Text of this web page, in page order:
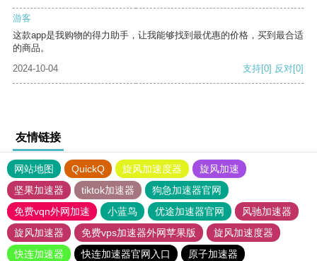
游客
这款app是我购物的得力助手，让我能够找到最优惠的价格，买到最合适
的商品。
2024-10-04
支持[0] 反对[0]
友情链接
网站地图 QuickQ 旋风加速度器
旋风加速
坚果加速器
tiktok加速器
狗急加速器官网
免费vqn外网加速
小蓝鸟 优途加速器官网
风驰加速器
旋风加速器
免费vps加速器外网苹果版
旋风加速度器
快连加速器
快连加速器官网入口 原子加速器